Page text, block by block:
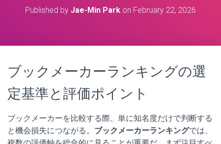
Published by Jae-Min Park on February 22, 2026
ブックメーカーランキングの選
定基準と評価ポイント
ブックメーカーを比較する際、単に知名度だけで判断する
と機会損失につながる。 ブックメーカーランキングでは、